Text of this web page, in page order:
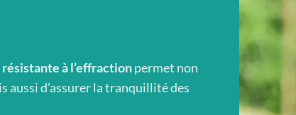
à l’effractionpermet non
aussi d’assurer la tranquillité des